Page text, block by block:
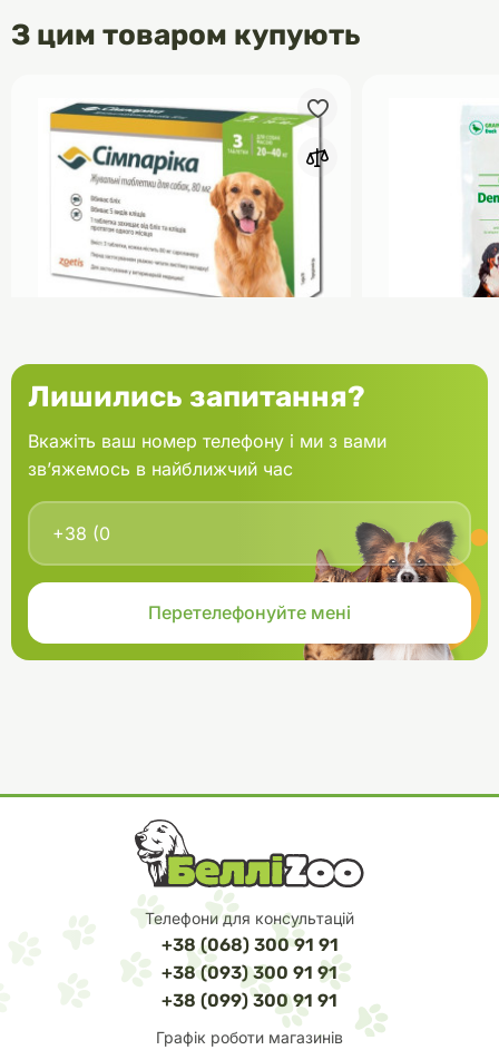
З цим товаром купують
для собак від бліх та кліщів 20-
В кошик
Canvit
Лишились запитання?
Вкажіть ваш номер телефону і ми з вами
зв’яжемось в найближчий час
Телефони для консультацій
+38 (068) 300 91 91
+38 (093) 300 91 91
+38 (099) 300 91 91
Графік роботи магазинів